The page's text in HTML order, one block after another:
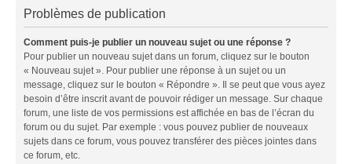
Problèmes de publication
Comment puis-je publier un nouveau sujet ou une réponse ?
Pour publier un nouveau sujet dans un forum, cliquez sur le bouton
« Nouveau sujet ». Pour publier une réponse à un sujet ou un
message, cliquez sur le bouton « Répondre ». Il se peut que vous ayez
besoin d’être inscrit avant de pouvoir rédiger un message. Sur chaque
forum, une liste de vos permissions est affichée en bas de l’écran du
forum ou du sujet. Par exemple : vous pouvez publier de nouveaux
sujets dans ce forum, vous pouvez transférer des pièces jointes dans
ce forum, etc.